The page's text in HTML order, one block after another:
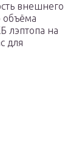
внешнего
объёма
лэптопа на
для